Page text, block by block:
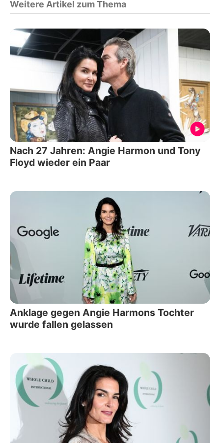
Weitere Artikel zum Thema
Nach 27 Jahren: Angie Harmon und Tony
Floyd wieder ein Paar
Anklage gegen Angie Harmons Tochter
wurde fallen gelassen